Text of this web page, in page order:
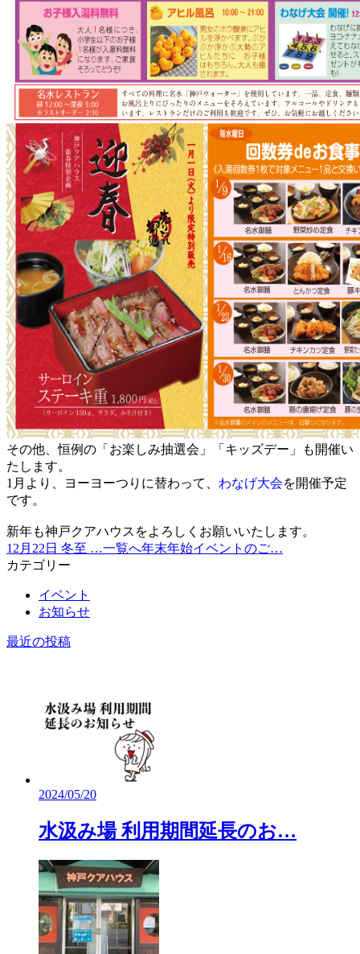
その他、恒例の「お楽しみ抽選会」「キッズデー」も開催い
たします。
1月より、ヨーヨーつりに替わって、 わなげ大会を開催予定
です。
新年も神戸クアハウスをよろしくお願いいたします。
12月22日 冬至 …一覧へ年末年始イベントのご…
カテゴリー
イベント
お知らせ
最近の投稿
2024/05/20
水汲み場 利用期間延長のお…